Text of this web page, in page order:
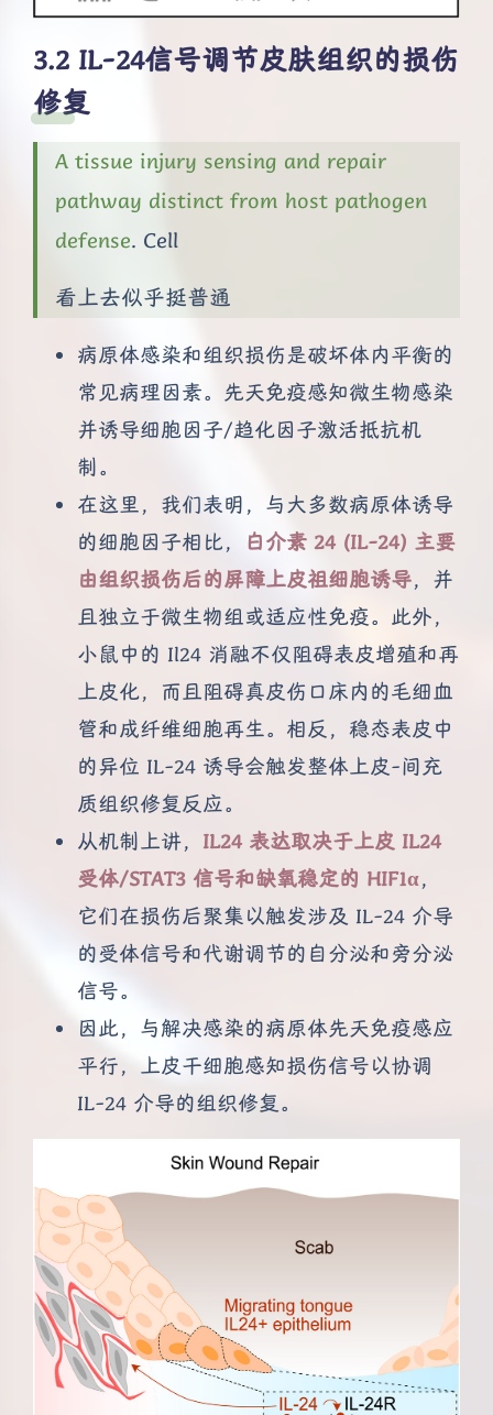
IL-24信号调节皮肤组织的损伤
修复
A tissue injury sensing and repair
pathway distinct from host pathogen
defense. Cell
看上去似乎挺普通
病原体感染和组织损伤是破坏体内平衡的
常见病理因素。先天免疫感知微生物感染
并诱导细胞因子/趋化因子激活抵抗机
制。
在这里，我们表明，与大多数病原体诱导
的细胞因子相比，
白介素 24 (IL-24) 主要
由组织损伤后的屏障上皮祖细胞诱导，并
且独立于微生物组或适应性免疫。此外，
小鼠中的 Il24 消融不仅阻碍表皮增殖和再
上皮化，而且阻碍真皮伤口床内的毛细血
管和成纤维细胞再生。相反，稳态表皮中
的异位 IL-24 诱导会触发整体上皮-间充
质组织修复反应。
从机制上讲， IL24 表达取决于上皮 IL24
受体/STAT3 信号和缺氧稳定的 HIF1α，
它们在损伤后聚集以触发涉及 IL-24 介导
的受体信号和代谢调节的自分泌和旁分泌
信号。
因此，与解决感染的病原体先天免疫感应
平行，上皮干细胞感知损伤信号以协调
IL-24 介导的组织修复。